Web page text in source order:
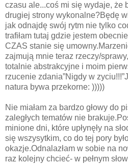
czasu ale...coś mi się wydaje, że
drugiej strony wykonalne?Będę
jak odnajdę swój rytm nie tylko
trafiłam tutaj gdzie jestem
CZAS stanie się
zajmują mnie teraz rzeczy/
totalnie abstrakcyjne i moim
rzucenie zdania”Nigdy w
natura bywa przekorne: )))))
Nie miałam za bardzo głowy do
zaległych tematów nie
minione dni, które upłynęły na
się wszysytkim, co do tej pory
okazje.Odnalazłam w sobie na
raz kolejny chcieć- w pełnym